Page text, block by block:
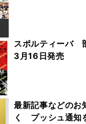
スポルティーバ
3月16日発売
最新記事などのお
く プッシュ通知